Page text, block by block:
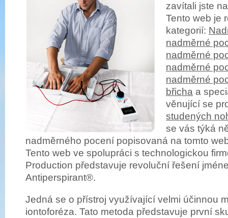
zavítali jste
Tento web je
kategorií:
nadměrné
nadměrné
nadměrné
nadměrné
břicha a
věnující se
studených
se vás týká
nadměrného pocení popisovaná na tomto
Tento web ve spolupráci s technologickou
Production představuje revoluční řešení
Antiperspirant®.
Jedná se o přístroj využívající velmi účinnou
iontoforéza. Tato metoda představuje první